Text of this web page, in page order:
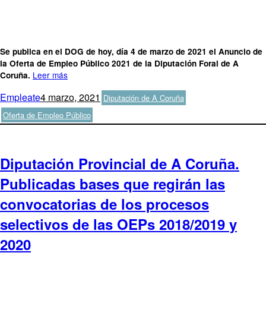
Se publica en el DOG de hoy, día 4 de marzo de 2021 el Anuncio de
la Oferta de Empleo Público 2021 de la Diputación Foral de A
Coruña. Leer más
Autor
EmpleatePublicado
el
4 marzo, 2021 Categorías
Diputación de A Coruña
Oferta de Empleo Público
Diputación Provincial de A Coruña.
Publicadas bases que regirán las
convocatorias de los procesos
selectivos de las OEPs 2018/2019 y
2020